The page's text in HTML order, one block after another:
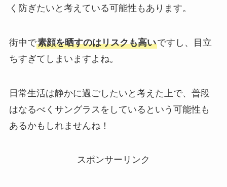
く防ぎたいと考えている可能性もあります。
街中で素顔を晒すのはリスクも高いですし、目立
ちすぎてしまいますよね。
日常生活は静かに過ごしたいと考えた上で、普段
はなるべくサングラスをしているという可能性も
あるかもしれませんね！
スポンサーリンク